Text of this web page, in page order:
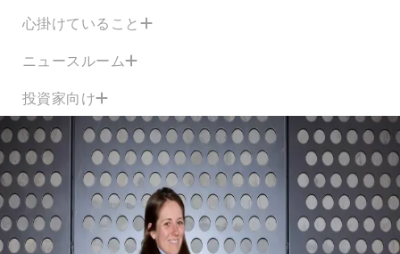
心掛けていること
ニュースルーム
投資家向け